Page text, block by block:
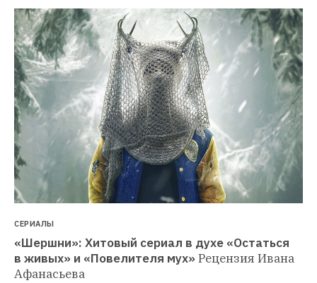
СЕРИАЛЫ
«Шершни»: Хитовый сериал в духе «Остаться
в живых» и «Повелителя мух» Рецензия Ивана
Афанасьева